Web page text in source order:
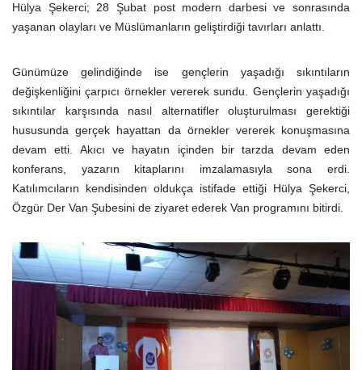
Hülya Şekerci; 28 Şubat post modern darbesi ve sonrasında
yaşanan olayları ve Müslümanların geliştirdiği tavırları anlattı.
Günümüze gelindiğinde ise gençlerin yaşadığı sıkıntıların
değişkenliğini çarpıcı örnekler vererek sundu. Gençlerin yaşadığı
sıkıntılar karşısında nasıl alternatifler oluşturulması gerektiği
hususunda gerçek hayattan da örnekler vererek konuşmasına
devam etti. Akıcı ve hayatın içinden bir tarzda devam eden
konferans, yazarın kitaplarını imzalamasıyla sona erdi.
Katılımcıların kendisinden oldukça istifade ettiği Hülya Şekerci,
Özgür Der Van Şubesini de ziyaret ederek Van programını bitirdi.